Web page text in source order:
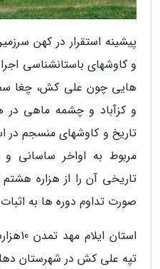
پیشینه استقرار در کهن
و کاوشهای باستانشناسی
هایی چون علی کش، چغا
و کزآباد و چشمه ماهی در
تاریخ و کاوشهای منسجم در
مربوط به اواخر ساسانی و
تاریخی آن را از هزاره
صورت تداوم دوره ها به
استان
تپه علی کش در شهرستان